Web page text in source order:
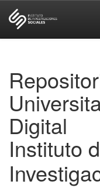
Digital
Instituto